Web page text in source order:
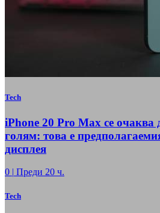
Tech
iPhone 20 Pro Max се очаква
голям: това е
дисплея
0 | Преди 20 ч.
Tech